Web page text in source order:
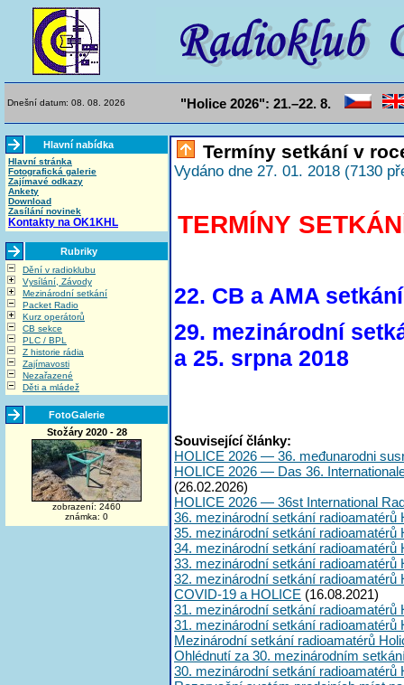
Dnešní datum: 08. 08. 2026 "Holice 2026": 21.–22. 8.
Hlavní nabídka
Hlavní stránka
Fotografická galerie
Zajímavé odkazy
Ankety
Download
Zasílání novinek
Kontakty na OK1KHL
Rubriky
Dění v radioklubu
Vysílání, Závody
Mezinárodní setkání
Packet Radio
Kurz operátorů
CB sekce
PLC / BPL
Z historie rádia
Zajímavosti
Nezařazené
Děti a mládež
FotoGalerie
Stožáry 2020 - 28
zobrazení: 2460
známka: 0
Termíny setkání v
Vydáno dne 27. 01. 2018 (7130
TERMÍNY
22. CB a AMA
29. mezinárodní
a 25. srpna 2018
Související články:
HOLICE 2026 — 36. međunarodni
HOLICE 2026 — Das 36.
(26.02.2026)
HOLICE 2026 — 36st International
36. mezinárodní setkání radioamatérů
35. mezinárodní setkání radioamatérů
34. mezinárodní setkání radioamatérů
33. mezinárodní setkání radioamatérů
32. mezinárodní setkání radioamatérů
COVID-19 a HOLICE (16.08.2021)
31. mezinárodní setkání radioamatérů
31. mezinárodní setkání radioamatérů
Mezinárodní setkání radioamatérů
Ohlédnutí za 30. mezinárodním
30. mezinárodní setkání radioamatérů